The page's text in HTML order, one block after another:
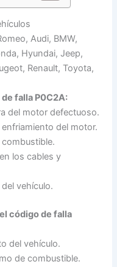
Audi, BMW,
Hyundai, Jeep,
Renault, Toyota,
falla P0C2A:
del motor defectuoso.
del motor.
combustible.
los cables y
vehículo.
código de falla
del vehículo.
de combustible.